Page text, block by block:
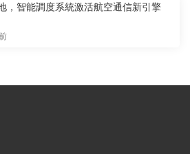
，智能調度系統激活航空通信新引擎